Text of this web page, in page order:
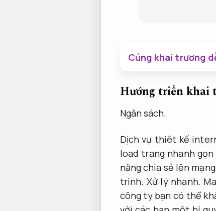
Cúng khai trương
Hướng triển khai
Ngân sách.
Dịch vụ thiêt kế
load trang nhanh
năng chia sẻ lên
trình. Xử lý nhanh.
công ty bạn có thể